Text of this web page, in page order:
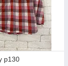
р130